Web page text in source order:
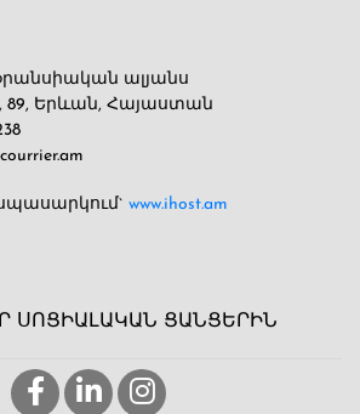
ալյանս
89, Երևան, Հայաստան
www.ihost.am
ՍՈՑԻԱԼԱԿԱՆ ՑԱՆՑԵՐԻՆ